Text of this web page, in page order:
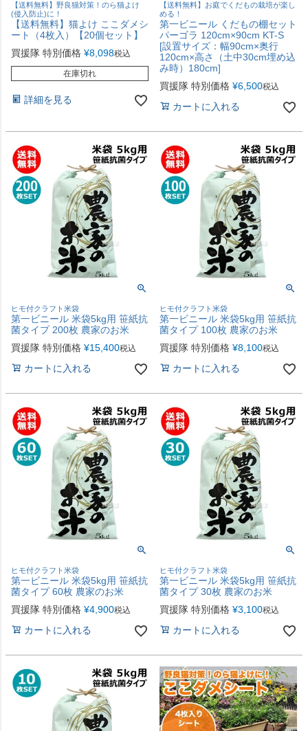
【送料無料】野良猫対策！のら猫よけ
(侵入防止)に！
【送料無料】猫よけ ここダメシ
ート（4枚入）【20個セット】
買援隊 特別価格 ¥8,098税込
在庫切れ
詳細を見る
【送料無料】お庭でくだもの栽培が楽し
める！
第一ビニール くだもの棚セット
パーゴラ 120cm×90cm KT-S
[設置サイズ：幅90cm×奥行
120cm×高さ（土中30cm埋め込
み時）180cm]
買援隊 特別価格 ¥6,500税込
カートに入れる
ヒモ付クラフト米袋
第一ビニール 米袋5kg用 笹紙抗
菌タイプ 200枚 農家のお米
買援隊 特別価格 ¥15,400税込
カートに入れる
ヒモ付クラフト米袋
第一ビニール 米袋5kg用 笹紙抗
菌タイプ 100枚 農家のお米
買援隊 特別価格 ¥8,100税込
カートに入れる
ヒモ付クラフト米袋
第一ビニール 米袋5kg用 笹紙抗
菌タイプ 60枚 農家のお米
買援隊 特別価格 ¥4,900税込
カートに入れる
ヒモ付クラフト米袋
第一ビニール 米袋5kg用 笹紙抗
菌タイプ 30枚 農家のお米
買援隊 特別価格 ¥3,100税込
カートに入れる